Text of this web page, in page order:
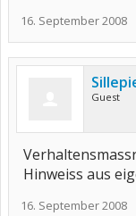
16. September 2008
Guest
Hinweiss aus
16. September 2008